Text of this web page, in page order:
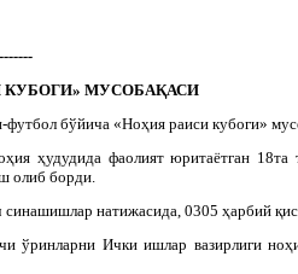
КУБОГИ» МУСОБАҚАСИ
бўйича «Ноҳия раиси кубоги»
ҳудудида фаолият юритаётган
олиб борди.
синашишлар натижасида, 0305 ҳарбий
ўринларни Ички ишлар вазирлиги